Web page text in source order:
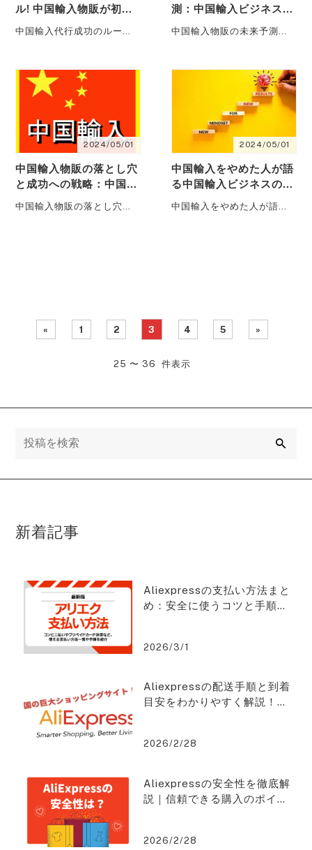
ル! 中国輸入物販が初心
者でも稼げるコツ大公開
中国輸入代行成功のルール!
代行を・・・
測：中国輸入ビジネスで
成功するためのこれから
のトレンドと中国輸入代
中国輸入物販の未来予測：
ドと中国輸入代行を活用し
2024/05/01
中国輸入物販の落とし穴
と成功への戦略：中国輸
入をやめた人が語る中国
輸入ビジネスの成功の秘
中国輸入物販の落とし穴と
2024/05/01
中国輸入をやめた人が語
る中国輸入ビジネスの撤
退を検討する際の戦略的
アプローチ。中国輸入物
中国輸入をやめた人が語る
« 1 2 3 4 5 »
25 〜 36 件表示
新着記事
Aliexpressの支払い方法まと
め：安全に使うコツと手順と
2026/3/1
Aliexpressの配送手順と到着
目安をわかりやすく解説！ア
2026/2/28
Aliexpressの安全性を徹底解
説｜信頼できる購入のポイン
介！
2026/2/28